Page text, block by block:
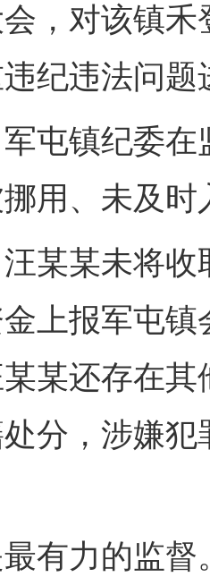
，对该镇
纪违法问题
镇纪委在
用、未及时
某未将收
上报军屯
某还存在
分，涉嫌
力的监督